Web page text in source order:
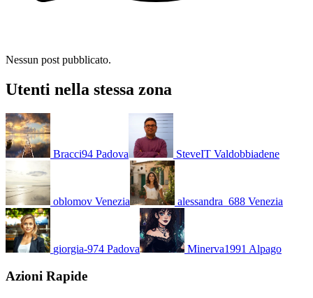
Nessun post pubblicato.
Utenti nella stessa zona
Bracci94 Padova SteveIT Valdobbiadene
oblomov Venezia alessandra_688 Venezia
giorgia-974 Padova Minerva1991 Alpago
Azioni Rapide